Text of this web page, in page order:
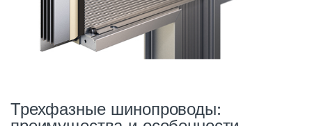
Трехфазные шинопроводы: